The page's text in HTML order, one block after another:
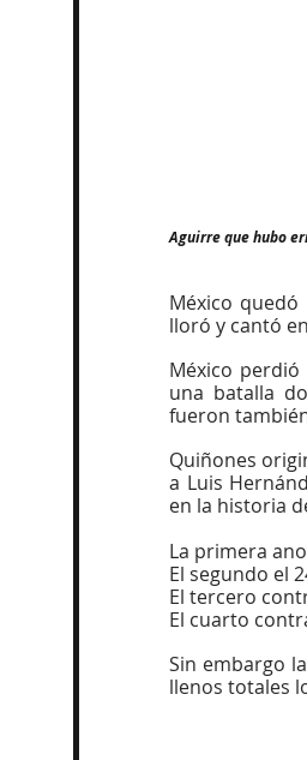
Aguirre que hubo
México
lloró y cantó
México perdió
una batalla
fueron
Quiñones
a Luis
en la historia
La primera
El segundo el
El tercero
El cuarto
Sin embargo
llenos totales